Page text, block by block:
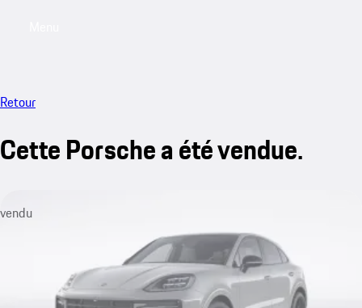
Retour
Cette Porsche a été vendue.
vendu